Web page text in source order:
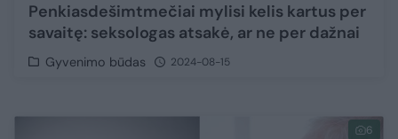
Penkiasdešimtmečiai mylisi kelis kartus per
savaitę: seksologas atsakė, ar ne per dažnai
Gyvenimo būdas 2024-08-15
6